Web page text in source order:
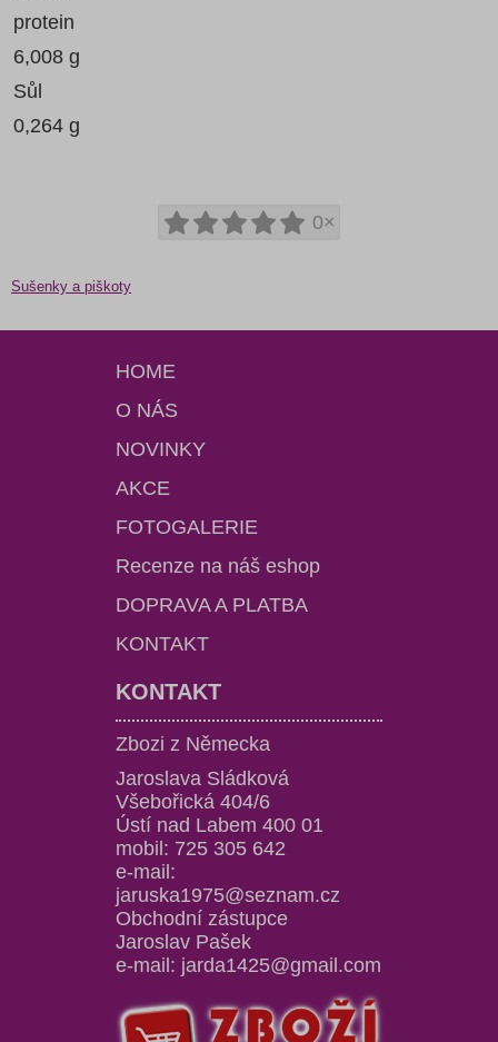
protein
6,008 g
Sůl
0,264 g
0×
Sušenky a piškoty
HOME
O NÁS
NOVINKY
AKCE
FOTOGALERIE
Recenze na náš eshop
DOPRAVA A PLATBA
KONTAKT
KONTAKT
Zbozi z Německa
Jaroslava Sládková
Všebořická 404/6
Ústí nad Labem 400 01
mobil: 725 305 642
e-mail:
jaruska1975@seznam.cz
Obchodní zástupce
Jaroslav Pašek
e-mail: jarda1425@gmail.com